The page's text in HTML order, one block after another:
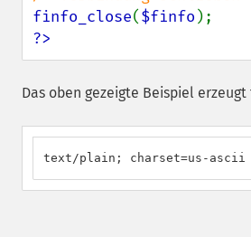
finfo_close($finfo
?>
Das oben gezeigte Beispiel
text/plain; charset=us-ascii